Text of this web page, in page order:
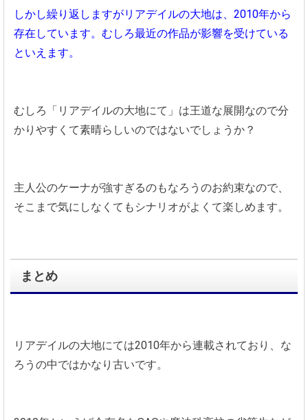
しかし繰り返しますがリアデイルの大地は、2010年から
存在しています。むしろ最近の作品が影響を受けている
といえます。
むしろ「リアデイルの大地にて」は王道な展開なので分
かりやすくて素晴らしいのではないでしょうか？
主人公のケーナが強すぎるのもなろうのお約束なので、
そこまで気にしなくてもシナリオがよくて楽しめます。
まとめ
リアデイルの大地にては2010年から連載されており、な
ろうの中ではかなり古いです。